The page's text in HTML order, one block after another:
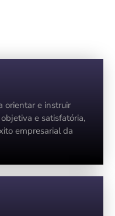
orientar e instruir
e satisfatória,
empresarial da